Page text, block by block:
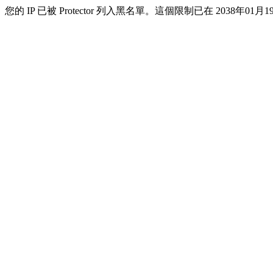
您的 IP 已被 Protector 列入黑名單。這個限制已在 2038年01月